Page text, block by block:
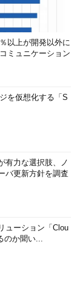
以上が開発以外に
ミュニケーション
を仮想化する「S
有力な選択肢、ノ
バ更新方針を調査
ューション「Clou
のか聞い...